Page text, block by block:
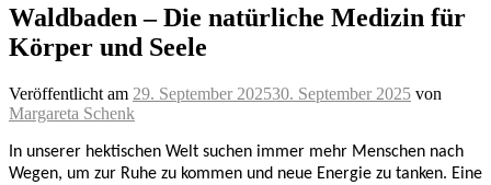
Waldbaden – Die natürliche Medizin für
Körper und Seele
Veröffentlicht am 29. September 202530. September 2025 von
Margareta Schenk
In unserer hektischen Welt suchen immer mehr Menschen nach
Wegen, um zur Ruhe zu kommen und neue Energie zu tanken. Eine